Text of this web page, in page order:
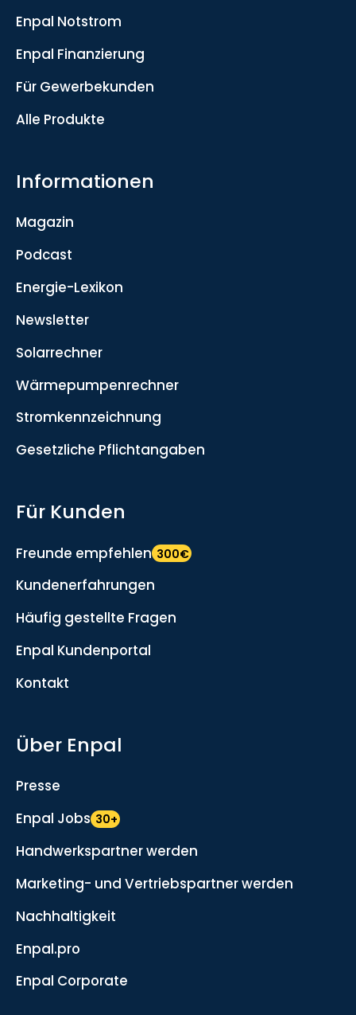
Enpal Notstrom
Enpal Finanzierung
Für Gewerbekunden
Alle Produkte
Informationen
Magazin
Podcast
Energie-Lexikon
Newsletter
Solarrechner
Wärmepumpenrechner
Stromkennzeichnung
Gesetzliche Pflichtangaben
Für Kunden
Freunde empfehlen 300€
Kundenerfahrungen
Häufig gestellte Fragen
Enpal Kundenportal
Kontakt
Über Enpal
Presse
Enpal Jobs 30+
Handwerkspartner werden
Marketing- und Vertriebspartner werden
Nachhaltigkeit
Enpal.pro
Enpal Corporate